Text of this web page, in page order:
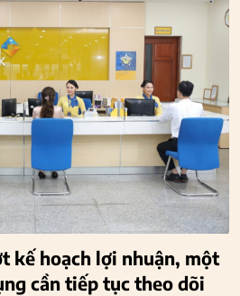
kế hoạch lợi nhuận, một
cần tiếp tục theo dõi